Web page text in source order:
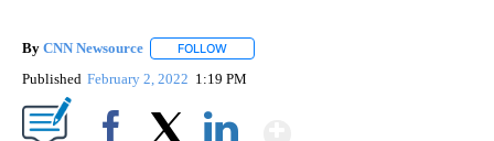
By CNN Newsource FOLLOW
Published February 2, 2022 1:19 PM